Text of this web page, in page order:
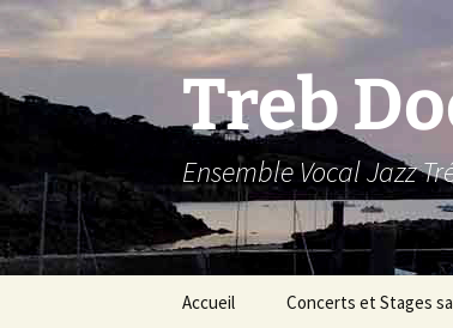
Aller
au
contenu
Treb
Ensemble Vocal Jazz
Accueil Concerts et Stages